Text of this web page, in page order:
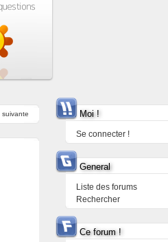
suivante Moi !
Se connecter !
General
Liste des forums
Rechercher
Ce forum !